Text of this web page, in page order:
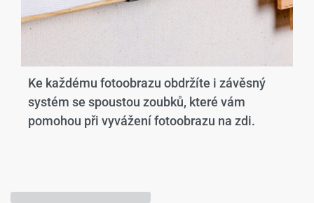
Ke každému fotoobrazu obdržíte i závěsný
systém se spoustou zoubků, které vám
pomohou při vyvážení fotoobrazu na zdi.